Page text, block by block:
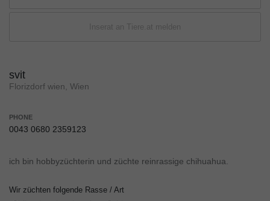
Inserat an Tiere.at melden
svit
Florizdorf wien, Wien
PHONE
0043 0680 2359123
ich bin hobbyzüchterin und züchte reinrassige chihuahua.
Wir züchten folgende Rasse / Art